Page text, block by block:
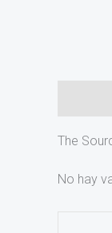
The
No hay